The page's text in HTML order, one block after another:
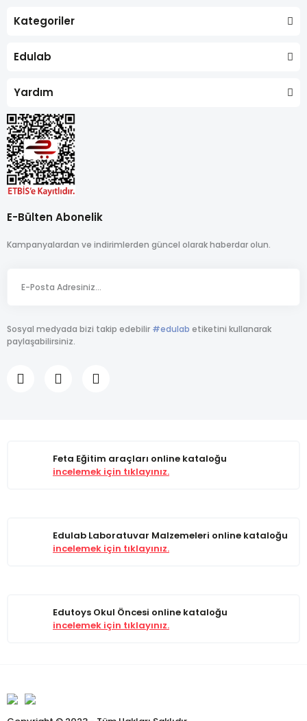
Kategoriler
Edulab
Yardım
E-Bülten Abonelik
Kampanyalardan ve indirimlerden güncel olarak haberdar olun.
Sosyal medyada bizi takip edebilir #edulab etiketini kullanarak
paylaşabilirsiniz.
Feta Eğitim araçları online kataloğu
incelemek için tıklayınız.
Edulab Laboratuvar Malzemeleri online kataloğu
incelemek için tıklayınız.
Edutoys Okul Öncesi online kataloğu
incelemek için tıklayınız.